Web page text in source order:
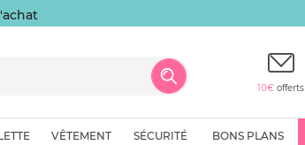
10€ offerts
VÊTEMENT SÉCURITÉ BONS PLANS